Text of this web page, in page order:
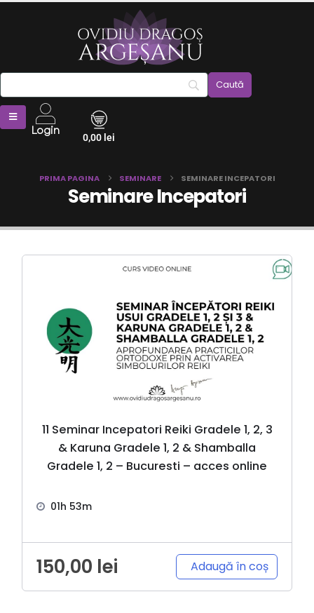
Login 0,00 lei
PRIMA PAGINA SEMINARE SEMINARE INCEPATORI
Seminare Incepatori
11 Seminar Incepatori Reiki Gradele 1, 2, 3
& Karuna Gradele 1, 2 & Shamballa
Gradele 1, 2 – Bucuresti – acces online
01h 53m
150,00 lei Adaugă în coș